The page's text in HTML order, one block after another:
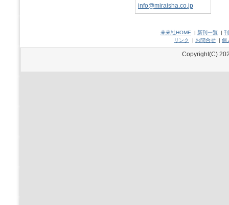
info@miraisha.co.jp
未來社HOME | 新刊一覧 |
リンク
| お問合せ | 個
Copyright(C)